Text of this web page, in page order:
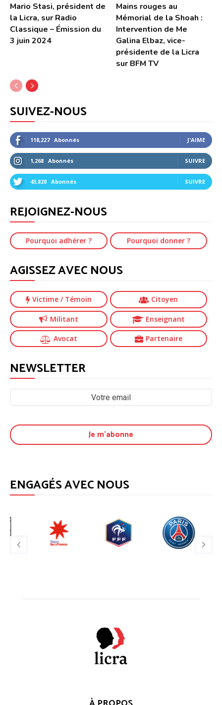
Mario Stasi, président de
la Licra, sur Radio
Classique – Émission du
3 juin 2024
Mains rouges au
Mémorial de la Shoah :
Intervention de Me
Galina Elbaz, vice-
présidente de la Licra
sur BFM TV
SUIVEZ-NOUS
118,227 Abonnés J'AIME
1,268 Abonnés SUIVRE
43,828 Abonnés SUIVRE
REJOIGNEZ-NOUS
Pourquoi adhérer ? Pourquoi donner ?
AGISSEZ AVEC NOUS
Victime / Témoin Citoyen
Militant Enseignant
Avocat Partenaire
NEWSLETTER
ENGAGÉS AVEC NOUS